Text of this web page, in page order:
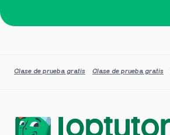
Clase de prueba gratis Clase de prueba gratis